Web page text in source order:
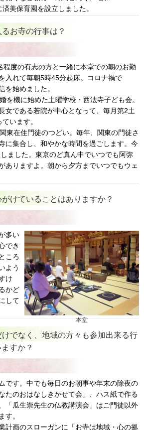
美保育園を設立しました。
お寺の行事は？
程度の有志の方と一緒に本堂での朝のお勤
入れて毎朝5時45分起床。コロナ禍で
を始めました。
を機に始めた土曜学校・西法寺子ども会。
女である若院が中心となって、毎月第2土
います。
東在住門徒のつどい。毎年、関東の門徒さ
に集合し、和やかな時間を過ごします。今
ました。東京のど真ん中でいつでも阿弥
ありますよ。朝から夕方までいつでもウェ
けていることはありますか？
本堂
多い
でき
ころ
よう
け
かど
して
でなく、地域の方々も参加出来る行
すか？
です。中でも毎日のお朝事や年末の除夜の
たのおはなしきかせて会」、ハス紙で作る
「瓜生崇先生の仏教講演会」はご門徒以外
す。
計画のスローガンに「お寺は地域・心の拠